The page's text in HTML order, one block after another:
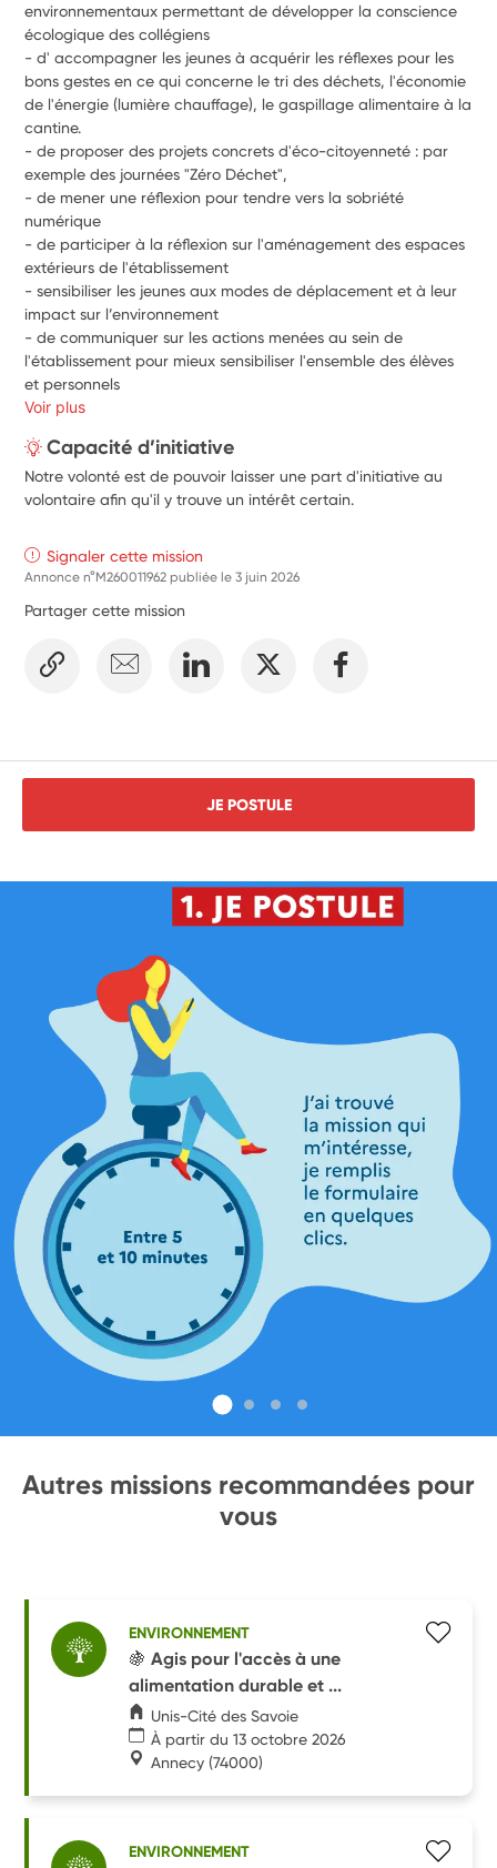
environnementaux permettant de développer la conscience
écologique des collégiens
- d' accompagner les jeunes à acquérir les réflexes pour les
bons gestes en ce qui concerne le tri des déchets, l'économie
de l'énergie (lumière chauffage), le gaspillage alimentaire à la
cantine.
- de proposer des projets concrets d'éco-citoyenneté : par
exemple des journées "Zéro Déchet",
- de mener une réflexion pour tendre vers la sobriété
numérique
- de participer à la réflexion sur l'aménagement des espaces
extérieurs de l'établissement
- sensibiliser les jeunes aux modes de déplacement et à leur
impact sur l’environnement
- de communiquer sur les actions menées au sein de
l'établissement pour mieux sensibiliser l'ensemble des élèves
et personnels
Voir plus
Capacité d’initiative
Notre volonté est de pouvoir laisser une part d'initiative au
volontaire afin qu'il y trouve un intérêt certain.
Signaler cette mission
Annonce n°M260011962 publiée le3 juin 2026
Partager cette mission
JE POSTULE
Autres missions recommandées pour
vous
ENVIRONNEMENT
🍇 Agis pour l'accès à une
alimentation durable et ...
Unis-Cité des Savoie
À partir du 13 octobre 2026
Annecy (74000)
ENVIRONNEMENT